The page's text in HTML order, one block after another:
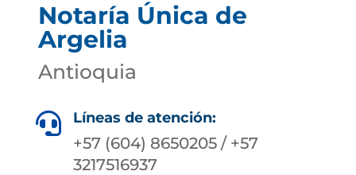
Notaría Única de
Argelia
Antioquia
 Líneas de atención:
+57 (604) 8650205 / +57
3217516937